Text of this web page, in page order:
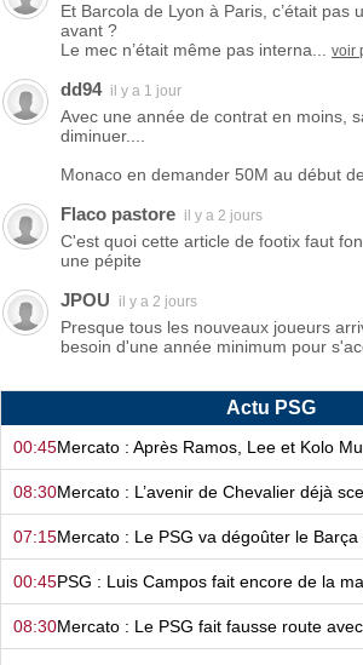
Et Barcola de Lyon à Paris, c’était pas
avant ?
Le mec n’était même pas interna...
voir
dd94 il y a 1 jour
Avec une année de contrat en moins,
diminuer....
Monaco en demander 50M au début
Flaco pastore il y a 2 jours
C'est quoi cette article de footix faut
une pépite
JPOU il y a 2 jours
Presque tous les nouveaux joueurs
besoin d'une année minimum pour
Actu PSG
00:45
08:30Mercato : L’avenir de Chevalier déjà
07:15Mercato : Le PSG va dégoûter le Barça
00:45PSG : Luis Campos fait encore de la
08:30Mercato : Le PSG fait fausse route